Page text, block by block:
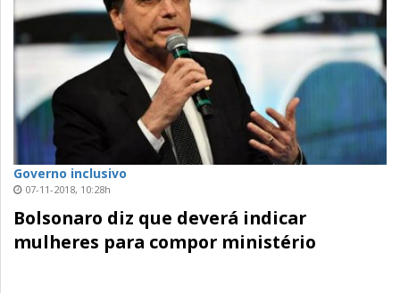
Governo inclusivo
07-11-2018, 10:28h
Bolsonaro diz que deverá indicar
mulheres para compor ministério